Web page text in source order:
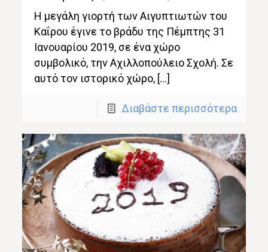
Η μεγάλη γιορτή των Αιγυπτιωτών του
Καΐρου έγινε το βράδυ της Πέμπτης 31
Ιανουαρίου 2019, σε ένα χώρο
συμβολικό, την Αχιλλοπούλειο Σχολή. Σε
αυτό τον ιστορικό χώρο, […]
Διαβάστε περισσότερα